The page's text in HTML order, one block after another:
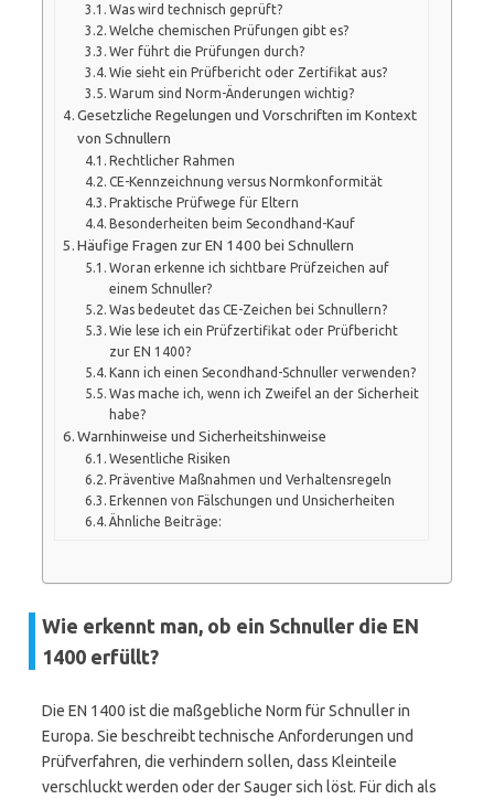
Was wird technisch geprüft?
Welche chemischen Prüfungen gibt es?
Wer führt die Prüfungen durch?
Wie sieht ein Prüfbericht oder Zertifikat aus?
Warum sind Norm-Änderungen wichtig?
Gesetzliche Regelungen und Vorschriften im Kontext
von Schnullern
Rechtlicher Rahmen
CE-Kennzeichnung versus Normkonformität
Praktische Prüfwege für Eltern
Besonderheiten beim Secondhand-Kauf
Häufige Fragen zur EN 1400 bei Schnullern
Woran erkenne ich sichtbare Prüfzeichen auf
einem Schnuller?
Was bedeutet das CE-Zeichen bei Schnullern?
Wie lese ich ein Prüfzertifikat oder Prüfbericht
zur EN 1400?
Kann ich einen Secondhand-Schnuller verwenden?
Was mache ich, wenn ich Zweifel an der Sicherheit
habe?
Warnhinweise und Sicherheitshinweise
Wesentliche Risiken
Präventive Maßnahmen und Verhaltensregeln
Erkennen von Fälschungen und Unsicherheiten
Ähnliche Beiträge:
Wie erkennt man, ob ein Schnuller die EN
1400 erfüllt?
Die EN 1400 ist die maßgebliche Norm für Schnuller in
Europa. Sie beschreibt technische Anforderungen und
Prüfverfahren, die verhindern sollen, dass Kleinteile
verschluckt werden oder der Sauger sich löst. Für dich als